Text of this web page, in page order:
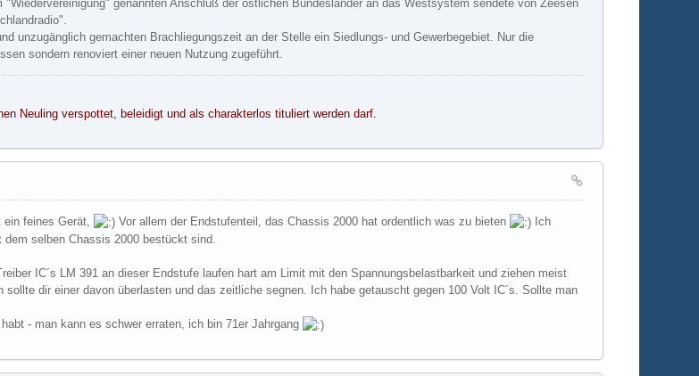
genannten Anschluß der östlichen Bundesländer an das Westsystem sendete von Zeesen
unzugänglich gemachten Brachliegungszeit an der Stelle ein Siedlungs- und Gewerbegebiet. Nur die
sondern renoviert einer neuen Nutzung zugeführt.
Neuling verspottet, beleidigt und als charakterlos tituliert werden darf.
ein feines Gerät, Vor allem der Endstufenteil, das Chassis 2000 hat ordentlich was zu bieten
Ich
dem selben Chassis 2000 bestückt sind.
IC´s LM 391 an dieser Endstufe laufen hart am Limit mit den Spannungsbelastbarkeit und ziehen meist
dir einer davon überlasten und das zeitliche segnen. Ich habe getauscht gegen 100 Volt IC´s. Sollte man
- man kann es schwer erraten, ich bin 71er Jahrgang